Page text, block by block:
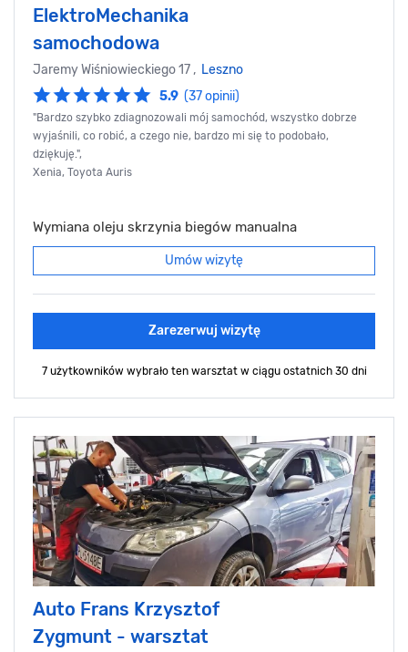
ElektroMechanika
samochodowa
Jaremy Wiśniowieckiego 17 , Leszno
5.9 (37 opinii)
"Bardzo szybko zdiagnozowali mój samochód, wszystko dobrze
wyjaśnili, co robić, a czego nie, bardzo mi się to podobało,
dziękuję.",
Xenia, Toyota Auris
Wymiana oleju skrzynia biegów manualna
Umów wizytę
Zarezerwuj wizytę
7 użytkowników wybrało ten warsztat w ciągu ostatnich 30 dni
Auto Frans Krzysztof
Zygmunt - warsztat